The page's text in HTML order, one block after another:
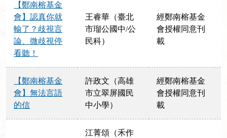
【鄭南榕基金
會】認真你就
輸了？歧視言
論、微歧視停
看聽！
王睿華（臺北
市瑠公國中/公
民科）
經鄭南榕基金
會授權同意刊
載
【鄭南榕基金
會】無法言語
的信
許政文（高雄
市立翠屏國民
中小學）
經鄭南榕基金
會授權同意刊
載
江菁頌（禾作